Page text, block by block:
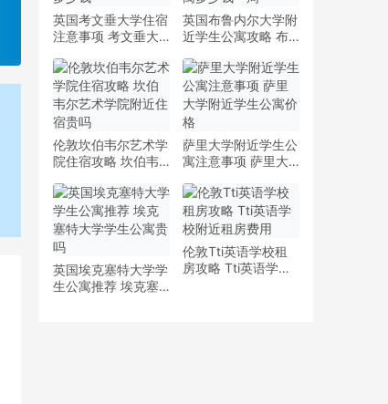
英国考文垂大学住宿
注意事项 考文垂大
少钱
英国布鲁内尔大学附
近学生公寓攻略 布
多少钱一周
伦敦坎伯韦尔艺术学
院住宿攻略 坎伯韦
贵吗
萨里大学附近学生公
寓注意事项 萨里大
英国埃克塞特大学学
生公寓推荐 埃克塞
伦敦Tti英语学校租
房攻略 Tti英语学校